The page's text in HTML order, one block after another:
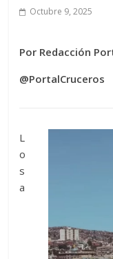
Octubre 9, 2025
Por Redacción
@PortalCruceros
L
o
s
a